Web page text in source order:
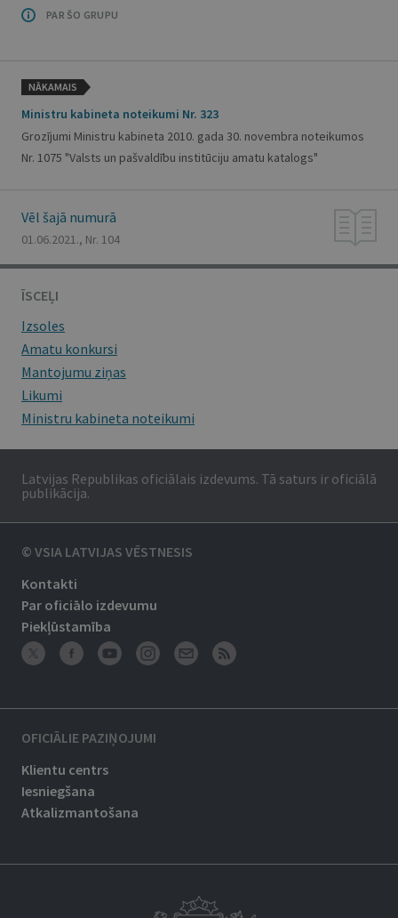
PAR ŠO GRUPU
NĀKAMAIS
Ministru kabineta noteikumi Nr. 323
Grozījumi Ministru kabineta 2010. gada 30. novembra noteikumos
Nr. 1075 "Valsts un pašvaldību institūciju amatu katalogs"
Vēl šajā numurā
01.06.2021., Nr. 104
ĪSCEĻI
Izsoles
Amatu konkursi
Mantojumu ziņas
Likumi
Ministru kabineta noteikumi
Latvijas Republikas oficiālais izdevums. Tā saturs ir oficiālā
publikācija.
© VSIA LATVIJAS VĒSTNESIS
Kontakti
Par oficiālo izdevumu
Piekļūstamība
OFICIĀLIE PAZIŅOJUMI
Klientu centrs
Iesniegšana
Atkalizmantošana